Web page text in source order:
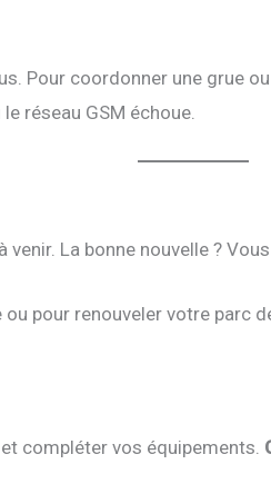
Pour coordonner une grue
réseau GSM échoue.
La bonne nouvelle ?
ou pour renouveler votre parc
compléter vos équipements.